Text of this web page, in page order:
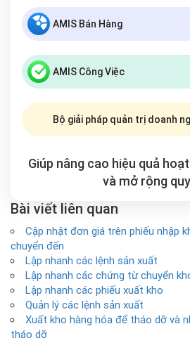
AMIS Bán Hàng
AMIS Công Việc
Bộ giải pháp quản trị doanh
Giúp nâng cao hiệu quả
và mở rộng
Bài viết liên quan
Cập nhật đơn giá trên phiếu nhập
chuyển đến
Lập nhanh các lệnh sản xuất
Lập nhanh các chứng từ chuyển
Lập nhanh các phiếu xuất kho
Quản lý các lệnh sản xuất
Xuất kho hàng hóa để tháo dỡ và
tháo dỡ